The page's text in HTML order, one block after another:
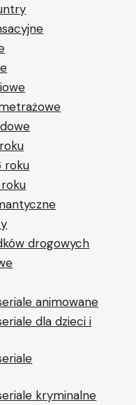
roku
drogowych
animowane
dla dzieci i
kryminalne